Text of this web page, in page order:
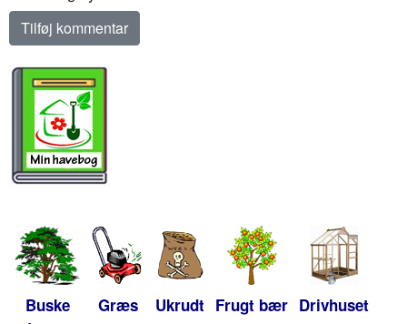
Buske
Græs Ukrudt Frugt bær Drivhuset